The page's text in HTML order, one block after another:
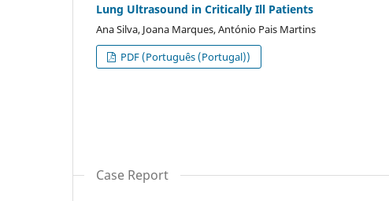
Lung Ultrasound in Critically Ill Patients
Ana Silva, Joana Marques, António Pais Martins
PDF (Português (Portugal))
Case Report